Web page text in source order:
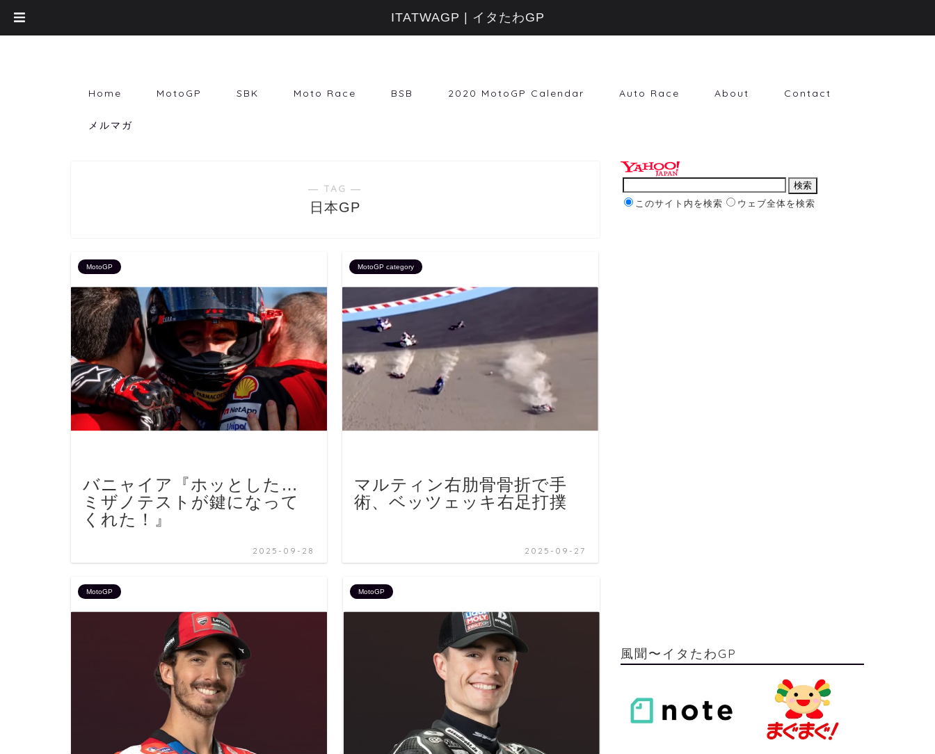
Home MotoGP SBK Moto Race BSB 2020 MotoGP Calendar Auto Race About Contact
メルマガ
― TAG ―
日本GP
MotoGP
バニャイア『ホッとした…
ミザノテストが鍵になって
くれた！』
2025-09-28
MotoGP category
マルティン右肋骨骨折で手
術、ベッツェッキ右足打撲
2025-09-27
MotoGP MotoGP
このサイト内を検索 ウェブ全体を検索
風聞〜イタたわGP
ITATWAGP | イタたわGP